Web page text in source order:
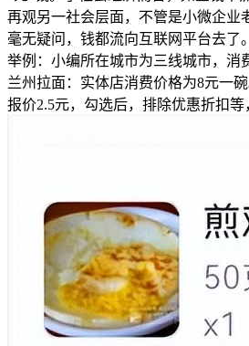
再观另一社会层面，不管是小微企业
毫无疑问，钱都流向互联网平台去了。
举例：小编所在城市为三线城市，消
兰州拉面：实体店消费价格为8元一
报价2.5元，勾选后，排除优惠折扣